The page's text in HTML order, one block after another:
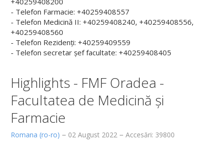
Departamentul Discipline Medicale
Departamentul Discipline Chirurgicale
Departamentul Medicină Dentară
Departamentul Psihoneuroștiințe și Recuperare
Departamentul Farmacie
Secretariat
Documente
Alegeri academice
- Telefon Farmacie: +40259408557
- Telefon Medicină II: +40259408240, +40259408556,
+40259408560
- Telefon Rezidenți: +40259409559
- Telefon secretar șef facultate: +40259408405
Highlights - FMF Oradea -
Facultatea de Medicină și
Farmacie
Romana (ro-ro) 02 August 2022 Accesări: 39800